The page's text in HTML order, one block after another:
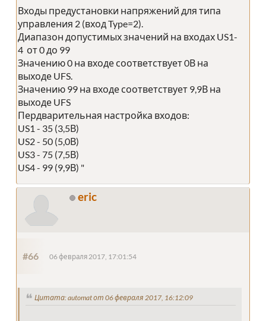
Входы предустановки напряжений для типа
управления 2 (вход Type=2).
Диапазон допустимых значений на входах US1-
4 от 0 до 99
Значению 0 на входе соответствует 0В на
выходе UFS.
Значению 99 на входе соответствует 9,9В на
выходе UFS
Пердварительная настройка входов:
US1 - 35 (3,5В)
US2 - 50 (5,0В)
US3 - 75 (7,5В)
US4 - 99 (9,9В) "
eric
#66 06 февраля 2017, 17:01:54
Цитата: automat от 06 февраля 2017, 16:12:09